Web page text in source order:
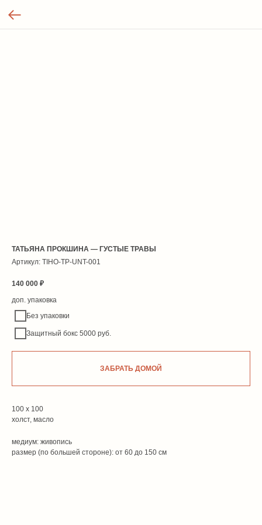
ТАТЬЯНА ПРОКШИНА — ГУСТЫЕ ТРАВЫ
Артикул: TIHO-TP-UNT-001
140 000 ₽
доп. упаковка
Без упаковки
Защитный бокс 5000 руб.
ЗАБРАТЬ ДОМОЙ
100 x 100
холст, масло
медиум: живопись
размер (по большей стороне): от 60 до 150 см